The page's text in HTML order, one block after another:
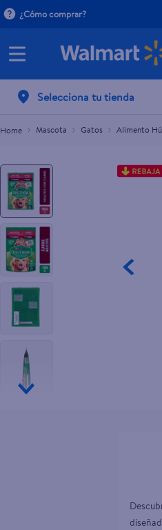
¿Cómo comprar?
Selecciona tu tienda
Mascota Gatos Alimento
Comida